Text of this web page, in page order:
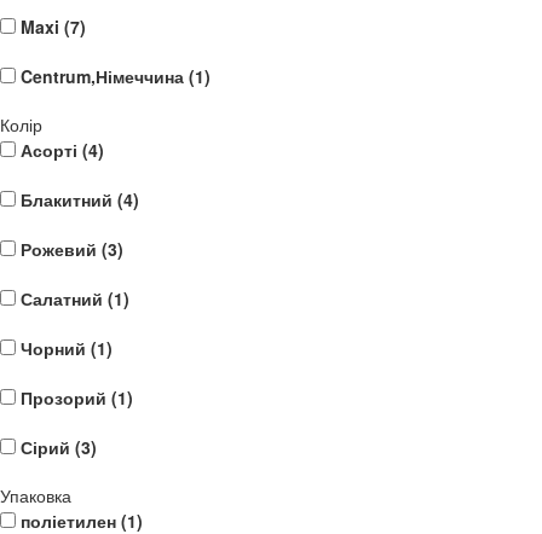
Maxi (7)
Centrum,Німеччина (1)
Колір
Асорті (4)
Блакитний (4)
Рожевий (3)
Салатний (1)
Чорний (1)
Прозорий (1)
Сірий (3)
Упаковка
поліетилен (1)